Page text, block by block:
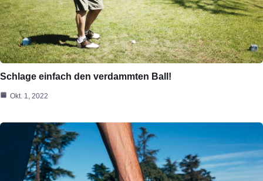
Schlage einfach den verdammten Ball!
Okt. 1, 2022